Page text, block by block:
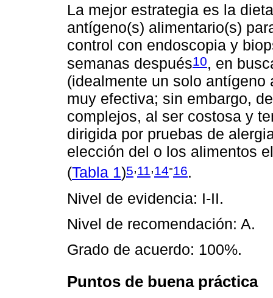
La mejor estrategia es la
antígeno(s) alimentario(s)
control con endoscopia y
semanas después10, en
(idealmente un solo
muy efectiva; sin embargo,
complejos, al ser costosa y
dirigida por pruebas de
elección del o los alimentos
(Tabla 1)5,11 ,14-16.
Nivel de evidencia: I-II.
Nivel de recomendación: A.
Grado de acuerdo: 100%.
Puntos de buena práctica